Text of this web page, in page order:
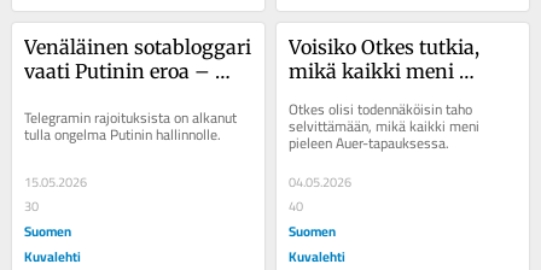
Venäläinen sotabloggari
vaati Putinin eroa –
mielisairaalaan
Telegramin rajoituksista on alkanut
tulla ongelma Putinin hallinnolle.
15.05.2026
30
Suomen
Kuvalehti
Voisiko Otkes tutkia,
mikä kaikki meni
tapauksessa? Se vaatisi
pyynnön ulkopuolelta
Otkes olisi todennäköisin taho
selvittämään, mikä kaikki meni
pieleen Auer-tapauksessa.
04.05.2026
40
Suomen
Kuvalehti